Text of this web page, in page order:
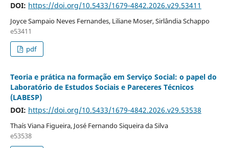
DOI: https://doi.org/10.5433/1679-4842.2026.v29.53411
Joyce Sampaio Neves Fernandes, Liliane Moser, Sirlândia Schappo
e53411
pdf
Teoria e prática na formação em Serviço Social: o papel do
Laboratório de Estudos Sociais e Pareceres Técnicos
(LABESP)
DOI: https://doi.org/10.5433/1679-4842.2026.v29.53538
Thaís Viana Figueira, José Fernando Siqueira da Silva
e53538